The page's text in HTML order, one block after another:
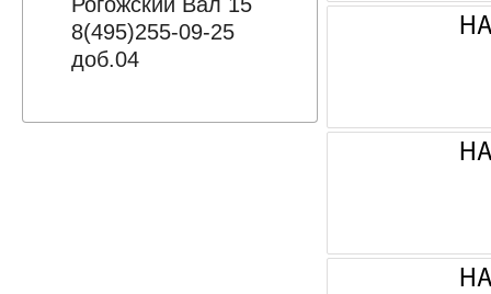
8(495)255-09-25
доб.04